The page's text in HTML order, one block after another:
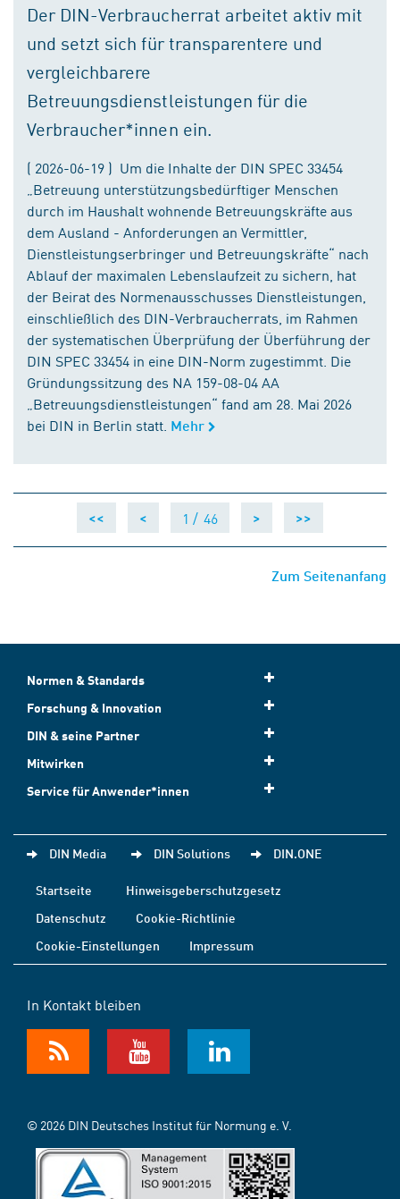
Der DIN-Verbraucherrat arbeitet aktiv mit
und setzt sich für transparentere und
vergleichbarere
Betreuungsdienstleistungen für die
Verbraucher*innen ein.
( 2026-06-19 ) Um die Inhalte der DIN SPEC 33454
„Betreuung unterstützungsbedürftiger Menschen
durch im Haushalt wohnende Betreuungskräfte aus
dem Ausland - Anforderungen an Vermittler,
Dienstleistungserbringer und Betreuungskräfte“ nach
Ablauf der maximalen Lebenslaufzeit zu sichern, hat
der Beirat des Normenausschusses Dienstleistungen,
einschließlich des DIN-Verbraucherrats, im Rahmen
der systematischen Überprüfung der Überführung der
DIN SPEC 33454 in eine DIN-Norm zugestimmt. Die
Gründungssitzung des NA 159-08-04 AA
„Betreuungsdienstleistungen“ fand am 28. Mai 2026
bei DIN in Berlin statt. Mehr
<< < 1 / 46 > >>
Zum Seitenanfang
Normen & Standards
Forschung & Innovation
DIN & seine Partner
Mitwirken
Service für Anwender*innen
DIN Media DIN Solutions DIN.ONE
Startseite
Hinweisgeberschutzgesetz
Datenschutz
Cookie-Richtlinie
Cookie-Einstellungen
Impressum
In Kontakt bleiben
© 2026 DIN Deutsches Institut für Normung e. V.